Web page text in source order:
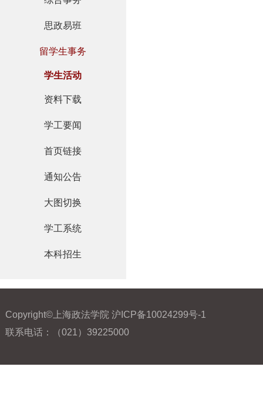
思政易班
留学生事务
学生活动
资料下载
学工要闻
首页链接
通知公告
大图切换
学工系统
本科招生
Copyright©上海政法学院 沪ICP备10024299号-1
联系电话：（021）39225000